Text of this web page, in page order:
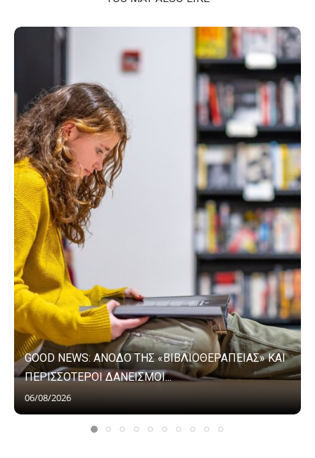
GOOD NEWS: ΑΝΟΔΟ ΤΗΣ «ΒΙΒΛΙΟΘΕΡΑΠΕΙΑΣ» ΚΑΙ
ΠΕΡΙΣΣΟΤΕΡΟΙ ΔΑΝΕΙΣΜΟΙ...
06/08/2026